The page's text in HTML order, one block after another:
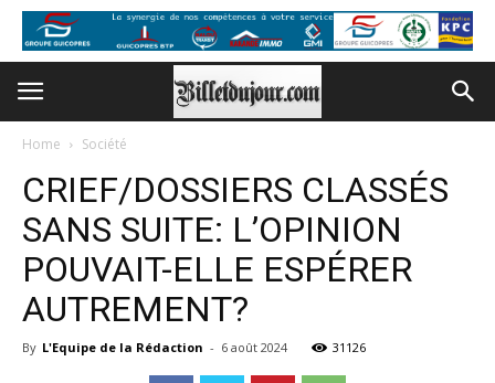
Home Société
CRIEF/DOSSIERS CLASSÉS
SANS SUITE: L’OPINION
POUVAIT-ELLE ESPÉRER
AUTREMENT?
By L'Equipe de la Rédaction - 6 août 2024 31126